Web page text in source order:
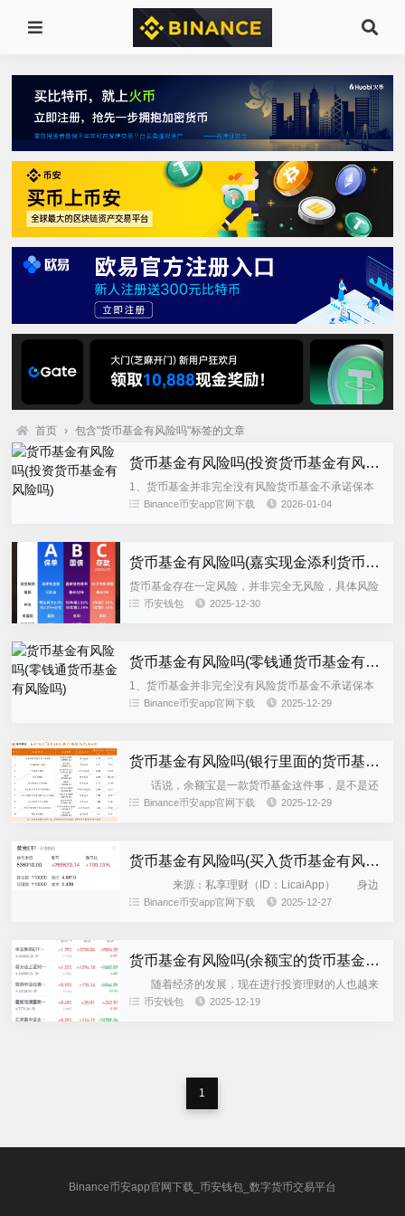
首页 › 包含"货币基金有风险吗"标签的文章
货币基金有风险吗(投资货币基金有风险吗)
1、货币基金并非完全没有风险货币基金不承诺保本
及最低收益货币市场基金明确不承诺本金在任何时候
Binance币安app官网下载 2026-01-04
货币基金有风险吗(嘉实现金添利货币基金有风险吗)
货币基金存在一定风险，并非完全无风险，具体风险
类型如下信用风险货币基金主要投资于短期债券和货
币安钱包 2025-12-30
货币基金有风险吗(零钱通货币基金有风险吗)
1、货币基金并非完全没有风险货币基金不承诺保本
及最低收益货币市场基金明确不承诺本金在任何时候
Binance币安app官网下载 2025-12-29
货币基金有风险吗(银行里面的货币基金有风险吗)
话说，余额宝是一款货币基金这件事，是不是还
有不少童鞋搞不清楚？ 除了余额宝之外，还有腾
Binance币安app官网下载 2025-12-29
货币基金有风险吗(买入货币基金有风险吗)
来源：私享理财（ID：LicaiApp） 身边
很多朋友没有理财的习惯，也不是不知道理财的重要
Binance币安app官网下载 2025-12-27
货币基金有风险吗(余额宝的货币基金有风险吗)
随着经济的发展，现在进行投资理财的人也越来
越多了，而每每提到投资理财，大家最关注的就是收
币安钱包 2025-12-19
1
Binance币安app官网下载_币安钱包_数字货币交易平台